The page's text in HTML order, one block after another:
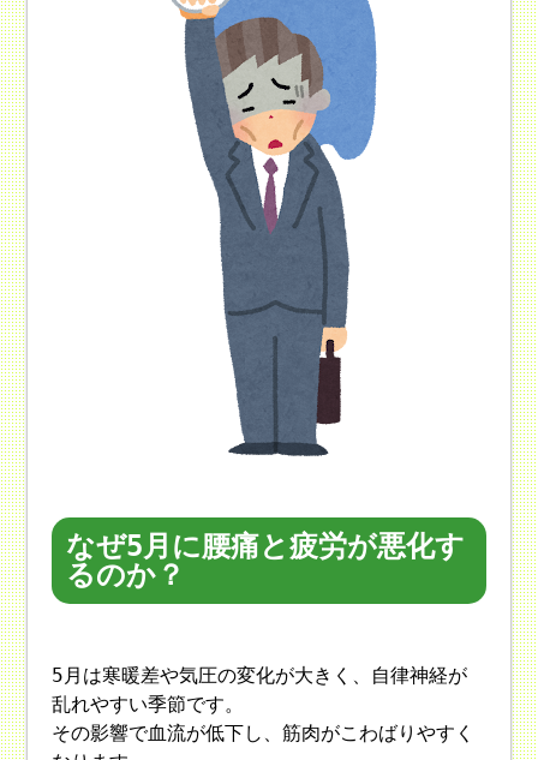
なぜ5月に腰痛と疲労が悪化す
るのか？
5月は寒暖差や気圧の変化が大きく、自律神経が
乱れやすい季節です。
その影響で血流が低下し、筋肉がこわばりやすく